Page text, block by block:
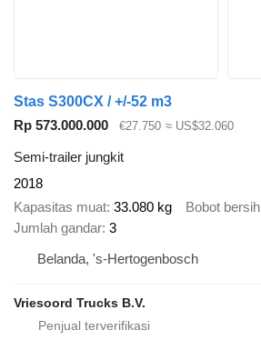
Stas S300CX / +/-52 m3
Rp 573.000.000
€27.750 ≈ US$32.060
Semi-trailer jungkit
2018
Kapasitas muat 33.080 kg Bobot bersih
Jumlah gandar 3
Belanda, 's-Hertogenbosch
Vriesoord Trucks B.V.